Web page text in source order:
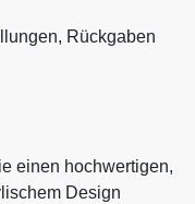
Rückgaben
einen hochwertigen,
Design